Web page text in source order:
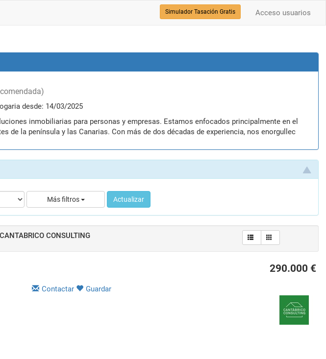
Acceso usuarios
Simulador Tasación Gratis
desde: 14/03/2025
de la península y las Canarias. Con más de dos décadas de experiencia, nos enorgullec
Más filtros Actualizar
CONSULTING
290.000 €
Contactar Guardar